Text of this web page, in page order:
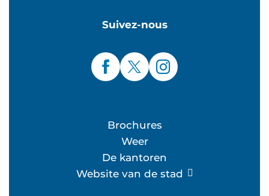
Suivez-nous
Brochures
Weer
De kantoren
Website van de stad